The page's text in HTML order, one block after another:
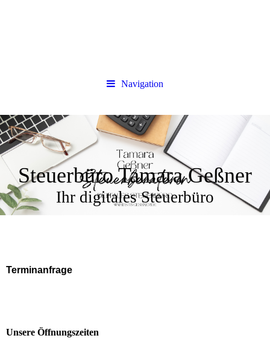
Navigation
Steuerbüro Tamara Geßner
Ihr digitales Steuerbüro
Terminanfrage
Unsere Öffnungszeiten